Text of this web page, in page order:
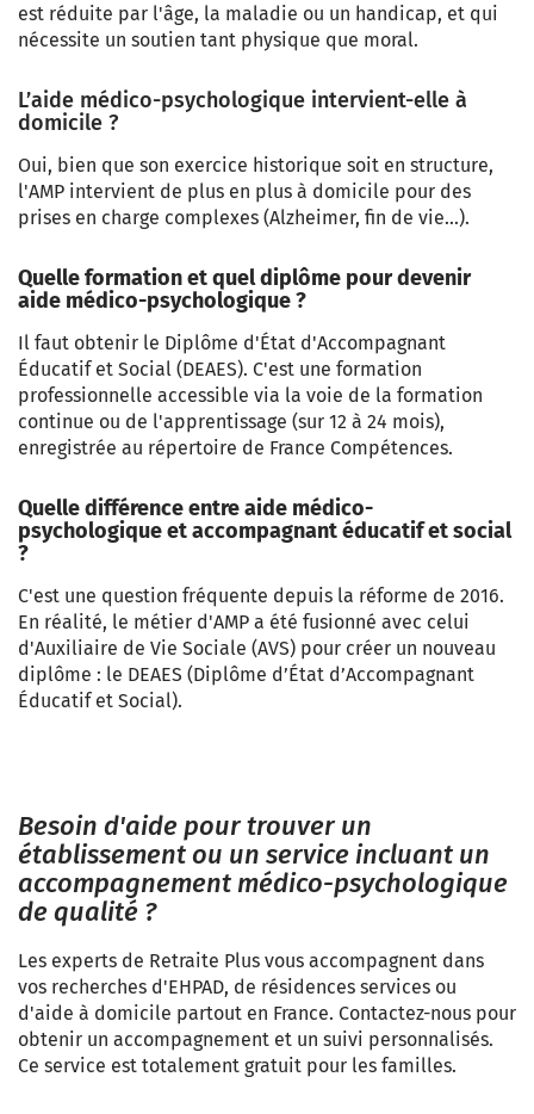
est réduite par l'âge, la maladie ou un handicap, et qui
nécessite un soutien tant physique que moral.
L’aide médico-psychologique intervient-elle à
domicile ?
Oui, bien que son exercice historique soit en structure,
l'AMP intervient de plus en plus à domicile pour des
prises en charge complexes (Alzheimer, fin de vie…).
Quelle formation et quel diplôme pour devenir
aide médico-psychologique ?
Il faut obtenir le Diplôme d'État d'Accompagnant
Éducatif et Social (DEAES). C'est une formation
professionnelle accessible via la voie de la formation
continue ou de l'apprentissage (sur 12 à 24 mois),
enregistrée au répertoire de France Compétences.
Quelle différence entre aide médico-
psychologique et accompagnant éducatif et social
?
C'est une question fréquente depuis la réforme de 2016.
En réalité, le métier d'AMP a été fusionné avec celui
d'Auxiliaire de Vie Sociale (AVS) pour créer un nouveau
diplôme : le DEAES (Diplôme d’État d’Accompagnant
Éducatif et Social).
Besoin d'aide pour trouver un
établissement ou un service incluant un
accompagnement médico-psychologique
de qualité ?
Les experts de Retraite Plus vous accompagnent dans
vos recherches d'EHPAD, de résidences services ou
d'aide à domicile partout en France. Contactez-nous pour
obtenir un accompagnement et un suivi personnalisés.
Ce service est totalement gratuit pour les familles.